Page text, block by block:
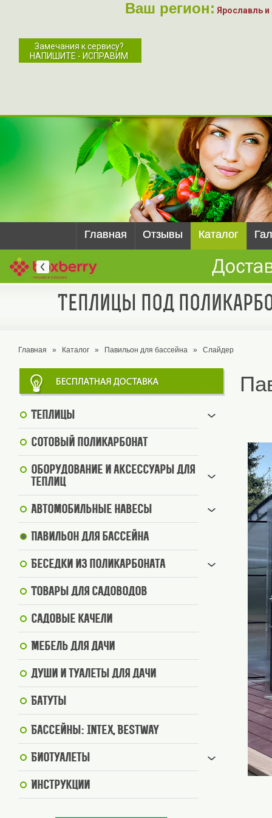
Ваш регион: Ярославль и
Замечания к сервису?
НАПИШИТЕ - ИСПРАВИМ
Главная Отзывы Каталог
Теплицы под
Главная » Каталог » Павильон для бассейна » Слайдер
Теплицы
Сотовый поликарбонат
Оборудование и аксессуары для
теплиц
Автомобильные навесы
Павильон для бассейна
Беседки из поликарбоната
Товары для садоводов
Садовые качели
Мебель для дачи
Души и туалеты для дачи
Батуты
Бассейны: Intex, BestWay
Биотуалеты
Инструкции